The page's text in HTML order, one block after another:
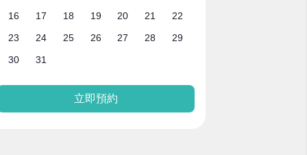
16
17 18 19 20 21
22
23
24 25 26 27 28
29
30
31
立即預約